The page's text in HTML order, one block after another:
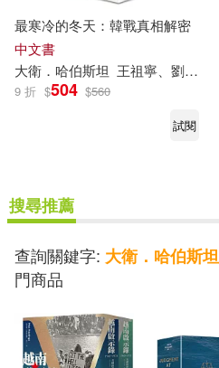
其他
價格
最寒冷的冬天：韓戰真相解密
中文書
大衛 ． 哈伯斯坦 王祖寧、劉寅龍
9 折 $504 $560
試閱
搜尋推薦
查詢關鍵字: 大衛．哈伯斯坦
門商品